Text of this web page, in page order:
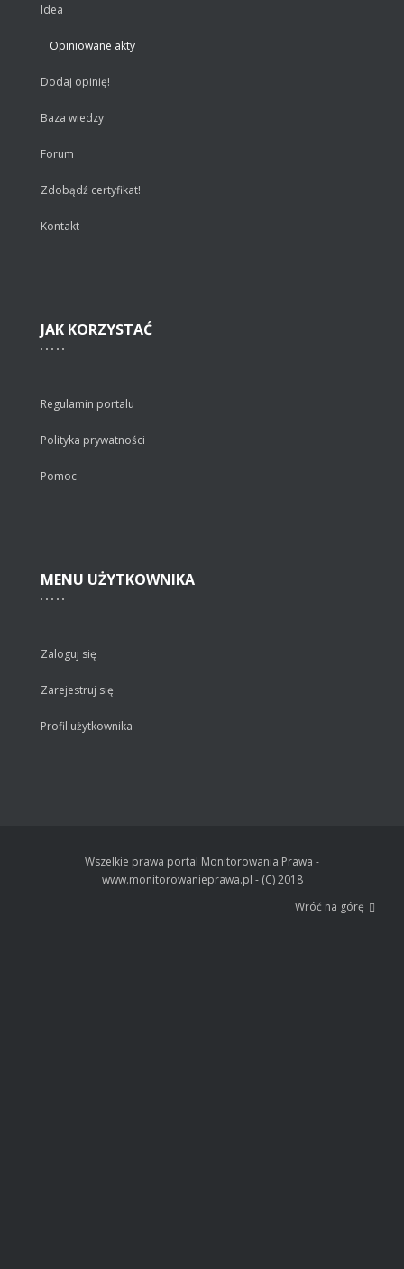
Idea
Opiniowane akty
Dodaj opinię!
Baza wiedzy
Forum
Zdobądź certyfikat!
Kontakt
JAK KORZYSTAĆ
Regulamin portalu
Polityka prywatności
Pomoc
MENU UŻYTKOWNIKA
Zaloguj się
Zarejestruj się
Profil użytkownika
Wszelkie prawa portal Monitorowania Prawa -
www.monitorowanieprawa.pl - (C) 2018
Wróć na górę